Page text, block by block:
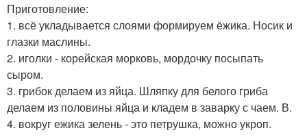
Приготовление:
1. всё укладывается слоями формируем ёжика. Носик и
глазки маслины.
2. иголки - корейская морковь, мордочку посыпать
сыром.
3. грибок делаем из яйца. Шляпку для белого гриба
делаем из половины яйца и кладем в заварку с чаем. В.
4. вокруг ежика зелень - это петрушка, можно укроп.